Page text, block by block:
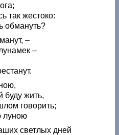
так жестоко:
обмануть?
–
–
буду жить,
говорить;
луною
светлых дней